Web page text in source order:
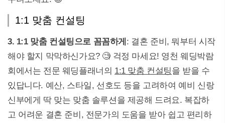
1:1 맞춤 컨설팅
3. 1:1 맞춤 컨설팅으로 꼼꼼하게 : 결혼 준비, 뭐부터 시작
해야 할지 막막하신가요? 🧐 걱정 마세요! 영천 웨딩박람
회에서는 전문 웨딩플래너의 1:1 맞춤 컨설팅을 받을 수
있답니다. 예산, 스타일, 선호도 등을 고려하여 예비 신랑
신부에게 딱 맞는 맞춤 솔루션을 제공해 드려요. 복잡하
고 어려운 결혼 준비, 전문가의 도움을 받아 쉽고 편리하